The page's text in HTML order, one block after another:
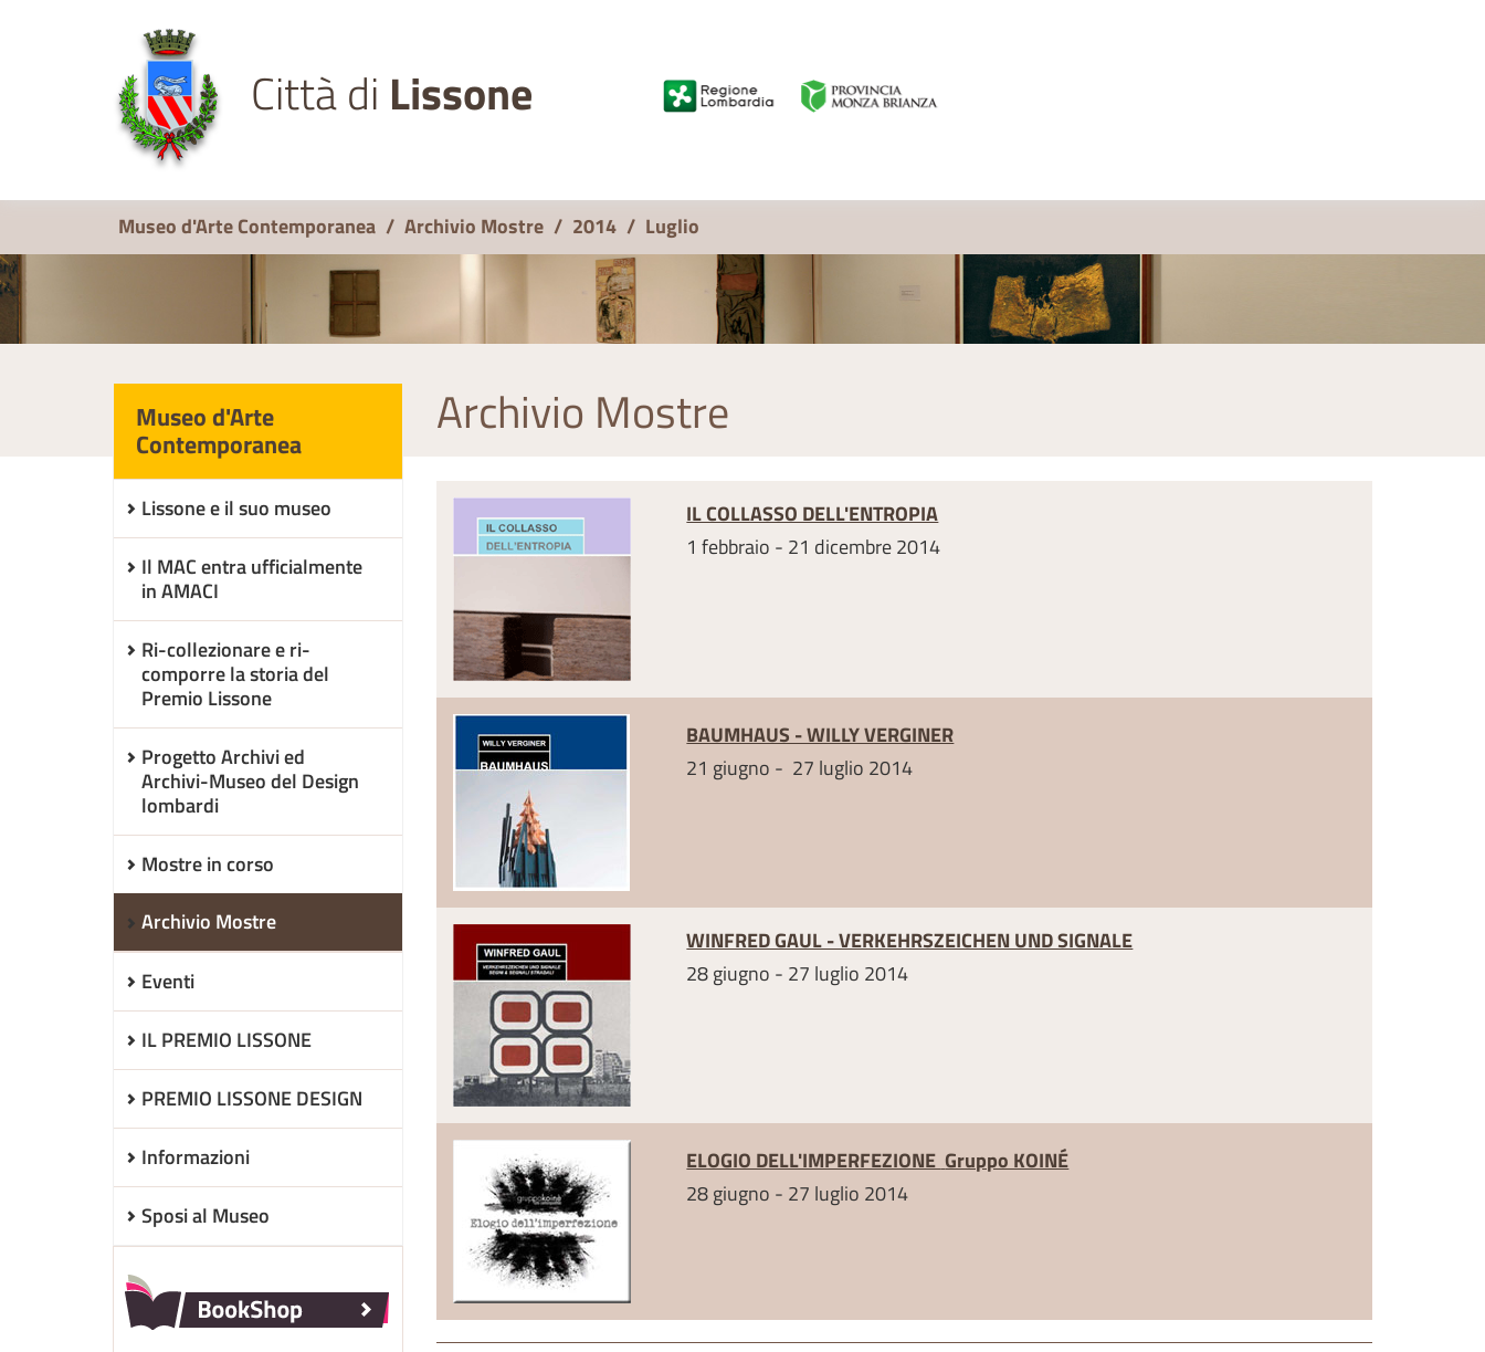
Città di Lissone
Museo d'Arte Contemporanea / Archivio Mostre / 2014 / Luglio
Museo d'Arte
Contemporanea
Lissone e il suo museo
Il MAC entra ufficialmente
in AMACI
Ri-collezionare e ri-
comporre la storia del
Premio Lissone
Progetto Archivi ed
Archivi-Museo del Design
lombardi
Mostre in corso
Archivio Mostre
Eventi
IL PREMIO LISSONE
PREMIO LISSONE DESIGN
Informazioni
Sposi al Museo
Archivio Mostre
IL COLLASSO DELL'ENTROPIA
1 febbraio - 21 dicembre 2014
BAUMHAUS - WILLY VERGINER
21 giugno - 27 luglio 2014
WINFRED GAUL - VERKEHRSZEICHEN UND SIGNALE
28 giugno - 27 luglio 2014
ELOGIO DELL'IMPERFEZIONE Gruppo KOINÉ
28 giugno - 27 luglio 2014